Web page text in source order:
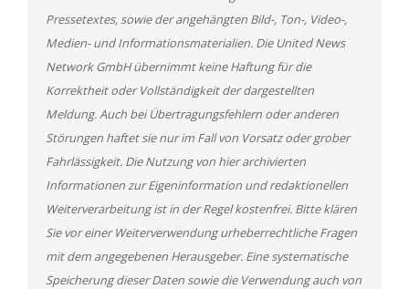
Pressetextes, sowie der angehängten Bild-, Ton-, Video-,
Medien- und Informationsmaterialien. Die United News
Network GmbH übernimmt keine Haftung für die
Korrektheit oder Vollständigkeit der dargestellten
Meldung. Auch bei Übertragungsfehlern oder anderen
Störungen haftet sie nur im Fall von Vorsatz oder grober
Fahrlässigkeit. Die Nutzung von hier archivierten
Informationen zur Eigeninformation und redaktionellen
Weiterverarbeitung ist in der Regel kostenfrei. Bitte klären
Sie vor einer Weiterverwendung urheberrechtliche Fragen
mit dem angegebenen Herausgeber. Eine systematische
Speicherung dieser Daten sowie die Verwendung auch von